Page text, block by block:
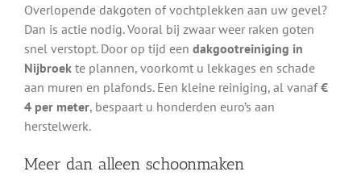
Overlopende dakgoten of vochtplekken aan uw gevel?
Dan is actie nodig. Vooral bij zwaar weer raken goten
snel verstopt. Door op tijd een dakgootreiniging in
Nijbroekte plannen, voorkomt u lekkages en schade
aan muren en plafonds. Een kleine reiniging, al vanaf€
4 per meter, bespaart u honderden euro’s aan
herstelwerk.
Meer dan alleen schoonmaken